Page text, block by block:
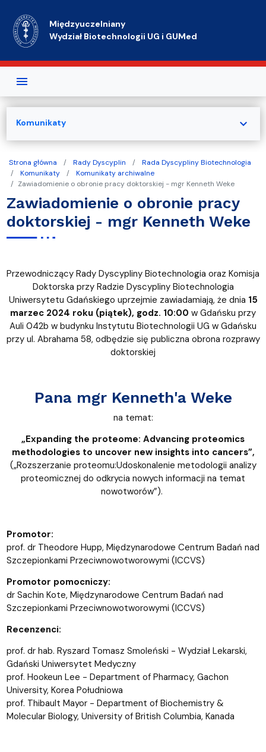
Międzyuczelniany
Wydział Biotechnologii UG i GUMed
Strona główna Rady Dyscyplin
Rada Dyscypliny Biotechnologia
Komunikaty
Komunikaty archiwalne
Zawiadomienie o obronie pracy doktorskiej - mgr Kenneth Weke
Zawiadomienie o obronie pracy
doktorskiej - mgr Kenneth Weke
Przewodniczący Rady Dyscypliny Biotechnologia oraz Komisja
Doktorska przy Radzie Dyscypliny Biotechnologia
Uniwersytetu Gdańskiego uprzejmie zawiadamiają, że dnia 15
marzec 2024 roku (piątek), godz. 10:00 w Gdańsku przy
Auli 042b w budynku Instytutu Biotechnologii UG w Gdańsku
przy ul. Abrahama 58, odbędzie się publiczna obrona rozprawy
doktorskiej
Pana mgr Kenneth'a Weke
na temat:
„Expanding the proteome: Advancing proteomics
methodologies to uncover new insights into cancers”,
(„Rozszerzanie proteomu:Udoskonalenie metodologii analizy
proteomicznej do odkrycia nowych informacji na temat
nowotworów”).
Promotor:
prof. dr Theodore Hupp, Międzynarodowe Centrum Badań nad
Szczepionkami Przeciwnowotworowymi (ICCVS)
Promotor pomocniczy:
dr Sachin Kote, Międzynarodowe Centrum Badań nad
Szczepionkami Przeciwnowotworowymi (ICCVS)
Recenzenci:
prof. dr hab. Ryszard Tomasz Smoleński - Wydział Lekarski,
Gdański Uniwersytet Medyczny
prof. Hookeun Lee - Department of Pharmacy, Gachon
University, Korea Południowa
prof. Thibault Mayor - Department of Biochemistry &
Molecular Biology, University of British Columbia, Kanada
Komunikaty expand_more